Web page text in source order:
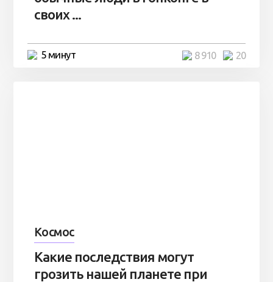
своих ...
5 минут 20
8 910
Космос
Какие последствия могут
грозить нашей планете при